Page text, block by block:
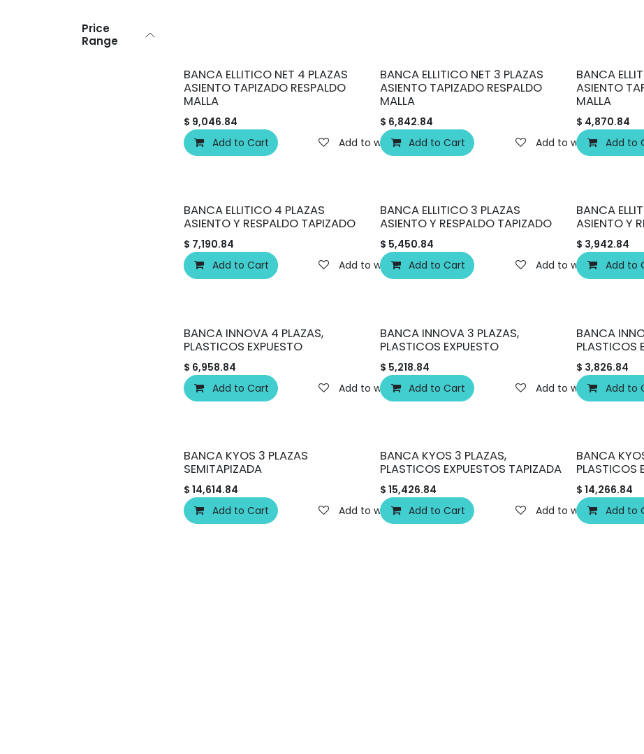
Price
Range
BANCA ELLITICO NET 4 PLAZAS
ASIENTO TAPIZADO RESPALDO
MALLA
$ 9,046.84
Add to Cart
Add to wishlist
BANCA ELLITICO NET 3 PLAZAS
ASIENTO TAPIZADO RESPALDO
MALLA
$ 6,842.84
Add to Cart
Add to wishlist
BANCA
ASIENTO
MALLA
$ 4,870.84
Add to
BANCA ELLITICO 4 PLAZAS
ASIENTO Y RESPALDO TAPIZADO
$ 7,190.84
Add to Cart
Add to wishlist
BANCA ELLITICO 3 PLAZAS
ASIENTO Y RESPALDO TAPIZADO
$ 5,450.84
Add to Cart
Add to wishlist
BANCA
ASIENTO Y
$ 3,942.84
Add to
BANCA INNOVA 4 PLAZAS,
PLASTICOS EXPUESTO
$ 6,958.84
Add to Cart
Add to wishlist
BANCA INNOVA 3 PLAZAS,
PLASTICOS EXPUESTO
$ 5,218.84
Add to Cart
Add to wishlist
BANCA
PLASTICOS
$ 3,826.84
Add to
BANCA KYOS 3 PLAZAS
SEMITAPIZADA
$ 14,614.84
Add to Cart
Add to wishlist
BANCA KYOS 3 PLAZAS,
PLASTICOS EXPUESTOS TAPIZADA
$ 15,426.84
Add to Cart
Add to wishlist
BANCA
PLASTICOS
$14,266.84
Add to